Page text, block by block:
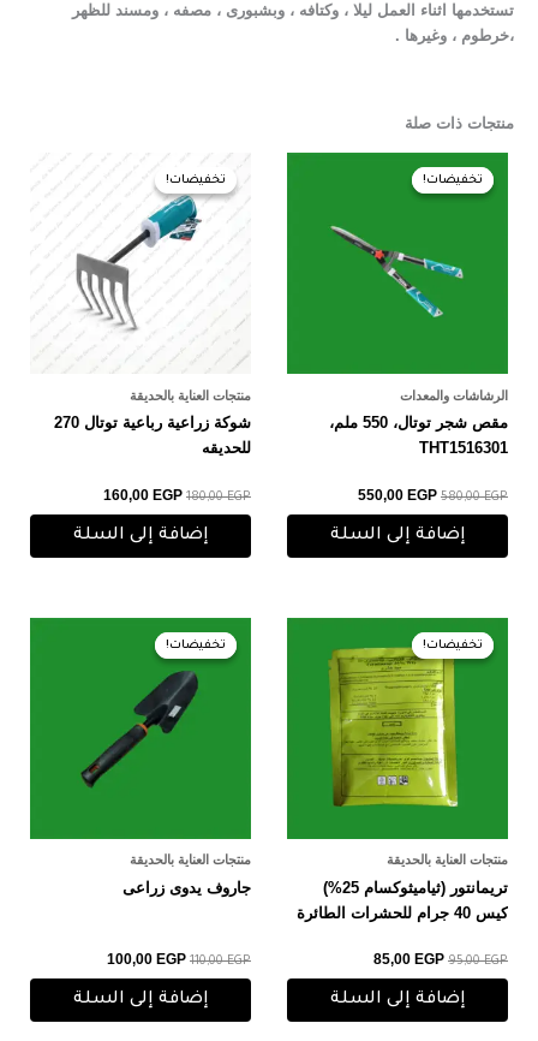
تستخدمها اثناء العمل ليلا ، وكتافه ، وبشبورى ، مصفه ، ومسند للظهر
،خرطوم ، وغيرها .
منتجات ذات صلة
تخفيضات!
تخفيضات!
الرشاشات والمعدات
مقص شجر توتال، 550 ملم،
THT1516301
580,00EGP
السعر
الأصلي
هو:
550,00 EGP
السعر
إضافة إلى السلة
تخفيضات!
تخفيضات!
منتجات العناية بالحديقة
شوكة زراعية رباعية توتال 270
للحديقه
180,00EGP
السعر
الأصلي
هو:
180,00 EGP.
160,00 EGP
160,00 EGP.
إضافة إلى السلة
تخفيضات!
تخفيضات!
منتجات العناية بالحديقة
تريمانتور (ثياميثوكسام 25%)
كيس 40 جرام للحشرات الطائرة
95,00EGP
السعر
الأصلي
هو:
95,00 EGP.
85,00 EGP
السعر
هو:
85,00 EGP.
إضافة إلى السلة
تخفيضات!
تخفيضات!
منتجات العناية بالحديقة
جاروف يدوى زراعى
110,00EGP
السعر
الأصلي
هو:
110,00 EGP.
100,00 EGP
السعر
إضافة إلى السلة